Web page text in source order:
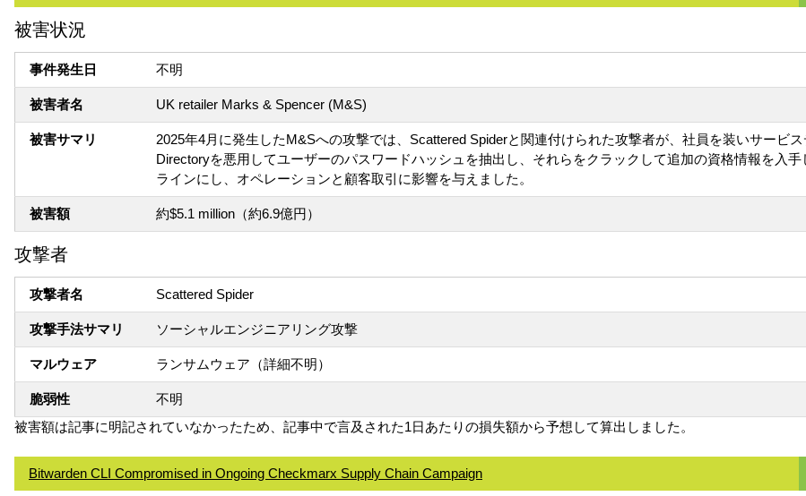
被害状況
事件発生日 不明
被害者名 UK retailer Marks & Spencer (M&S)
被害サマリ
2025年4月に発生したM&Sへの攻撃では、Scattered Spiderと関連付けられた攻撃者が、社員を装いサービ
Directoryを悪用してユーザーのパスワードハッシュを抽出し、それらをクラックして追加の資格情報を入
ラインにし、オペレーションと顧客取引に影響を与えました。
被害額 約$5.1 million（約6.9億円）
攻撃者
攻撃者名 Scattered Spider
攻撃手法サマリ ソーシャルエンジニアリング攻撃
マルウェア ランサムウェア（詳細不明）
脆弱性
不明
被害額は記事に明記されていなかったため、記事中で言及された1日あたりの損失額から予想して算出しました。
Bitwarden CLI Compromised in Ongoing Checkmarx Supply Chain Campaign